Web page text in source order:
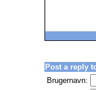
Post a reply
Brugernavn: